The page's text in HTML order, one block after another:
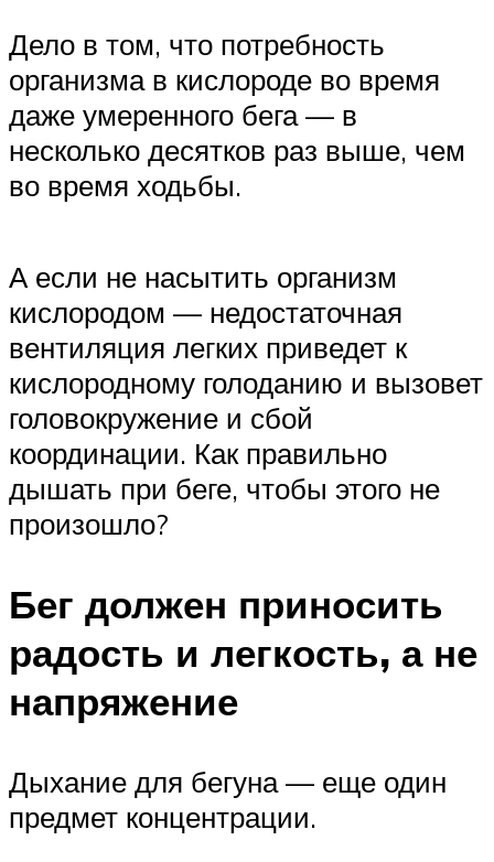
Дело в том, что потребность
организма в кислороде во время
даже умеренного бега — в
несколько десятков раз выше, чем
во время ходьбы.
А если не насытить организм
кислородом — недостаточная
вентиляция легких приведет к
кислородному голоданию и вызовет
головокружение и сбой
координации. Как правильно
дышать при беге, чтобы этого не
произошло?
Бег должен приносить
радость и легкость, а не
напряжение
Дыхание для бегуна — еще один
предмет концентрации.